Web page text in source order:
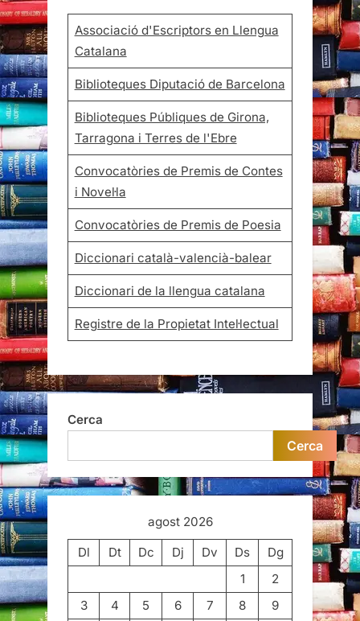
Associació d'Escriptors en Llengua
Catalana
Biblioteques Diputació de Barcelona
Biblioteques Públiques de Girona,
Tarragona i Terres de l'Ebre
Convocatòries de Premis de Contes
i Novel·la
Convocatòries de Premis de Poesia
Diccionari català-valencià-balear
Diccionari de la llengua catalana
Registre de la Propietat Intel·lectual
Cerca
Cerca
agost 2026
Dl
Dt Dc Dj Dv Ds
Dg
1
2
3
4 5 6 7 8 9